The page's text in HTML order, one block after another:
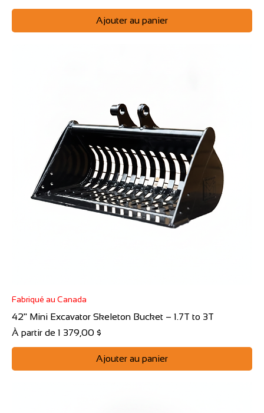
Ajouter au panier
Fabriqué au Canada
42" Mini Excavator Skeleton Bucket – 1.7T to 3T
À partir de 1 379,00 $
Prix promotionnel
Ajouter au panier